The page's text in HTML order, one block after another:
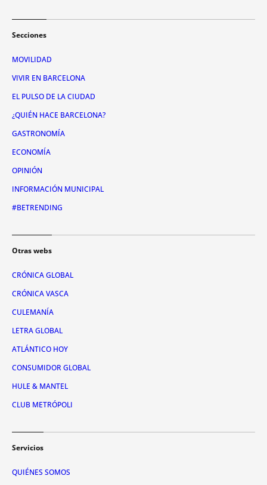
Secciones
MOVILIDAD
VIVIR EN BARCELONA
EL PULSO DE LA CIUDAD
¿QUIÉN HACE BARCELONA?
GASTRONOMÍA
ECONOMÍA
OPINIÓN
INFORMACIÓN MUNICIPAL
#BETRENDING
Otras webs
CRÓNICA GLOBAL
CRÓNICA VASCA
CULEMANÍA
LETRA GLOBAL
ATLÁNTICO HOY
CONSUMIDOR GLOBAL
HULE & MANTEL
CLUB METRÓPOLI
Servicios
QUIÉNES SOMOS